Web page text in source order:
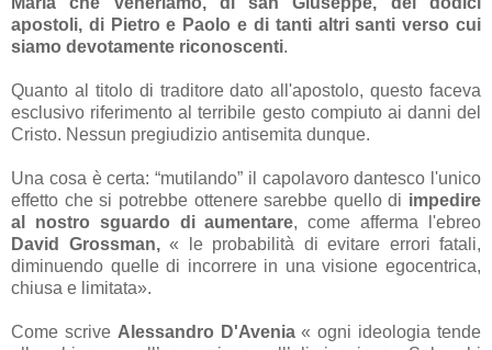
apostoli, di Pietro e Paolo e di tanti altri santi verso cui
siamo devotamente riconoscenti.
Quanto al titolo di traditore dato all'apostolo, questo faceva
esclusivo riferimento al terribile gesto compiuto ai danni del
Cristo. Nessun pregiudizio antisemita dunque.
Una cosa è certa: “mutilando” il capolavoro dantesco l'unico
effetto che si potrebbe ottenere sarebbe quello di impedire
al nostro sguardo di aumentare, come afferma l'ebreo
David Grossman,« le probabilità di evitare errori fatali,
diminuendo quelle di incorrere in una visione egocentrica,
chiusa e limitata».
Come scrive Alessandro D'Avenia« ogni ideologia tende